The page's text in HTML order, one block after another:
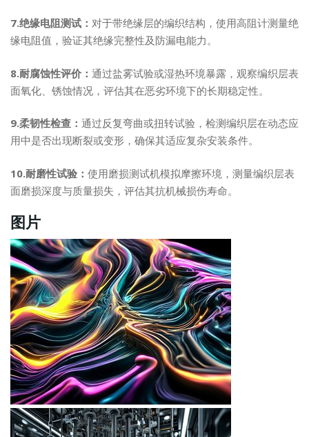
7.绝缘电阻测试： 对于带绝缘层的编织结构，使用高阻计测量绝
缘电阻值，验证其绝缘完整性及防漏电能力。
8.耐腐蚀性评价： 通过盐雾试验或湿热环境暴露，观察编织层表
面氧化、锈蚀情况，评估其在恶劣环境下的长期稳定性。
9.柔韧性检查： 通过反复弯曲或扭转试验，检测编织层在动态应
用中是否出现断裂或变形，确保其适应复杂安装条件。
10.耐磨性试验： 使用磨损测试机模拟摩擦环境，测量编织层表
面磨损深度与质量损失，评估其抗机械损伤寿命。
图片